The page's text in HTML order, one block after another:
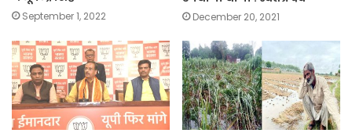
September 1, 2022 December 20, 2021